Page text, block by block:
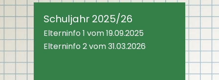
Schuljahr 2025/26
Elterninfo 1 vom 19.09.2025
Elterninfo 2 vom 31.03.2026